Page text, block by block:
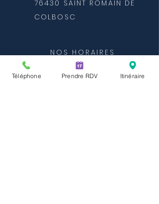
76430 SAINT ROMAIN DE
COLBOSC
NOS HORAIRES
Du lundi au vendredi
Téléphone Prendre RDV Itinéraire